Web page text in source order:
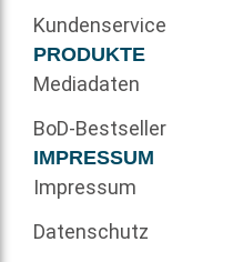
Kundenservice
PRODUKTE
Mediadaten
BoD-Bestseller
IMPRESSUM
Impressum
Datenschutz